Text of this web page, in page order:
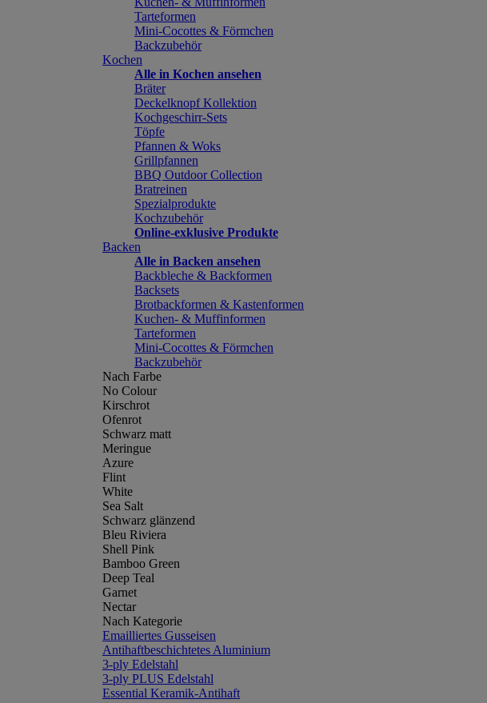
Tarteformen
Mini-Cocottes & Förmchen
Backzubehör
Kochen
Alle in Kochen ansehen
Bräter
Deckelknopf Kollektion
Kochgeschirr-Sets
Töpfe
Pfannen & Woks
Grillpfannen
BBQ Outdoor Collection
Bratreinen
Spezialprodukte
Kochzubehör
Online-exklusive Produkte
Backen
Alle in Backen ansehen
Backbleche & Backformen
Backsets
Brotbackformen & Kastenformen
Kuchen- & Muffinformen
Tarteformen
Mini-Cocottes & Förmchen
Backzubehör
Nach Farbe
No Colour
Kirschrot
Ofenrot
Schwarz matt
Meringue
Azure
Flint
White
Sea Salt
Schwarz glänzend
Bleu Riviera
Shell Pink
Bamboo Green
Deep Teal
Garnet
Nectar
Nach Kategorie
Emailliertes Gusseisen
Antihaftbeschichtetes Aluminium
3-ply Edelstahl
3-ply PLUS Edelstahl
Essential Keramik-Antihaft